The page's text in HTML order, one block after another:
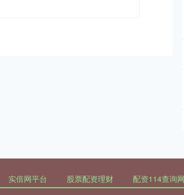
实倍网平台 股票配资理财 配资114查询网